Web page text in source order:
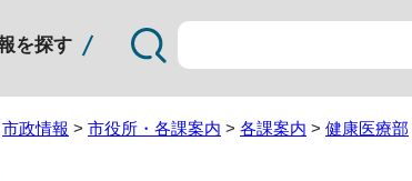
を探す
市政情報 > 市役所・各課案内 > 各課案内 > 健康医療部